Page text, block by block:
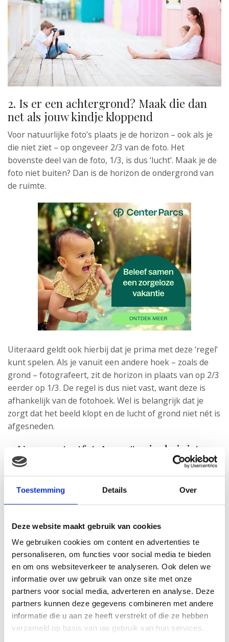
Toestemming Details Over
Deze website maakt gebruik van cookies
We gebruiken cookies om content en advertenties te
personaliseren, om functies voor social media te bieden
en om ons websiteverkeer te analyseren. Ook delen we
informatie over uw gebruik van onze site met onze
partners voor social media, adverteren en analyse. Deze
partners kunnen deze gegevens combineren met andere
informatie die u aan ze heeft verstrekt of die ze hebben
verzameld op basis van uw gebruik van hun services.
2. Is er een achtergrond? Maak die dan
net als jouw kindje kloppend
Voor natuurlijke foto’s plaats je de horizon – ook als je
die niet ziet – op ongeveer 2/3 van de foto. Het
bovenste deel van de foto, 1/3, is dus ‘lucht’. Maak je de
foto niet buiten? Dan is de horizon de ondergrond van
de ruimte.
Uiteraard geldt ook hierbij dat je prima met deze ‘regel’
kunt spelen. Als je vanuit een andere hoek – zoals de
grond – fotografeert, zit de horizon in plaats van op 2/3
eerder op 1/3. De regel is dus niet vast, want deze is
afhankelijk van de fotohoek. Wel is belangrijk dat je
zorgt dat het beeld klopt en de lucht of grond niet nét is
afgesneden.
3. Voor portretfoto’s creëer je de juiste
verhouding door de ogen op 2/3 van het
beeld te zetten
Wil je meerdere kinderen op de foto hebben? Dan zoek
je het gemiddelde op. Afsnijden zijn bij deze ook weer
haar. Bij close-ups kan dit uiteraard wel.
Wil je meer belangrijke basics voor foto’s van je kids?
Lees dan het blog overhoe je perfecte lichtinval
creëert.
Creatief aan de slag met 20% korting
Is het jou met deze tips gelukt om super printwaardige
foto’s van je uk te maken? Laat het iedereen zien!